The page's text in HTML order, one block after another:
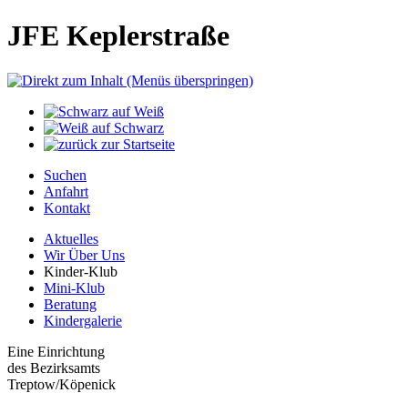
JFE Keplerstraße
Suchen
Anfahrt
Kontakt
Aktuelles
Wir Über Uns
Kinder-Klub
Mini-Klub
Beratung
Kindergalerie
Eine Einrichtung
des Bezirksamts
Treptow/Köpenick